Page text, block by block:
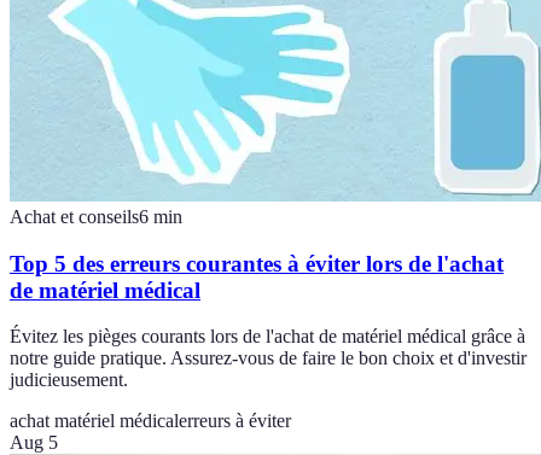
Achat et conseils6 min
Top 5 des erreurs courantes à éviter lors de l'achat
de matériel médical
Évitez les pièges courants lors de l'achat de matériel médical grâce à
notre guide pratique. Assurez-vous de faire le bon choix et d'investir
judicieusement.
achat matériel médicalerreurs à éviter
Aug 5